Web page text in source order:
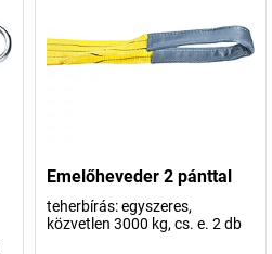
Emelőheveder 2 pánttal
teherbírás: egyszeres,
közvetlen 3000 kg, cs. e. 2 db